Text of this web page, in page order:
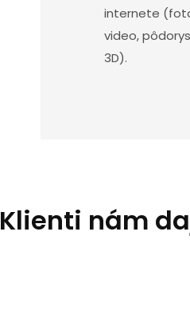
internete
video,
3D).
Klienti nám